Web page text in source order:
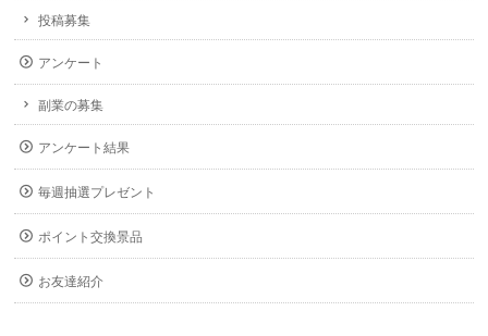
投稿募集
アンケート
副業の募集
アンケート結果
毎週抽選プレゼント
ポイント交換景品
お友達紹介